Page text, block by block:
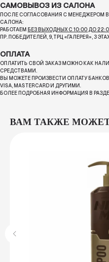
САМОВЫВОЗ ИЗ САЛОНА
ПОСЛЕ СОГЛАСОВАНИЯ С МЕНЕДЖЕРОМ
САЛОНА:
РАБОТАЕМ БЕЗ ВЫХОДНЫХ С 10:00 ДО
ПР. ПОБЕДИТЕЛЕЙ, 9, ТРЦ «ГАЛЕРЕЯ», 3
ОПЛАТА
ОПЛАТИТЬ СВОЙ ЗАКАЗ МОЖНО КАК
СРЕДСТВАМИ.
ВЫ МОЖЕТЕ ПРОИЗВЕСТИ ОПЛАТУ
VISA, MASTERCARD И ДРУГИМИ.
БОЛЕЕ ПОДРОБНАЯ ИНФОРМАЦИЯ В
ВАМ ТАКЖЕ